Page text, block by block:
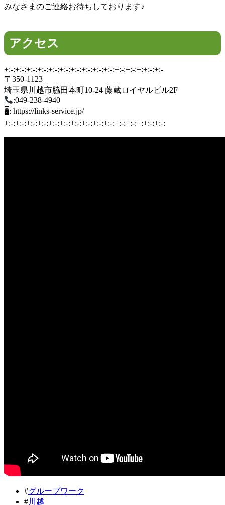
みなさまのご連絡お待ちしております♪
アクセス
+:-:+:-:+:-:+:-:+:-:+:-:+:-:+:-:+:-:+:-:+:-:+:-:+:+:-:+:-
〒350-1123
埼玉県川越市脇田本町10-24 藤蔵ロイヤルビル2F
:049-238-4940
🖥: https://links-service.jp/
+:-:+:-:+:-:+:-:+:-:+:-:+:-:+:-:+:-:+:-:+:-:+:-:+:+:-:+:-:
#グループワーク
#川越